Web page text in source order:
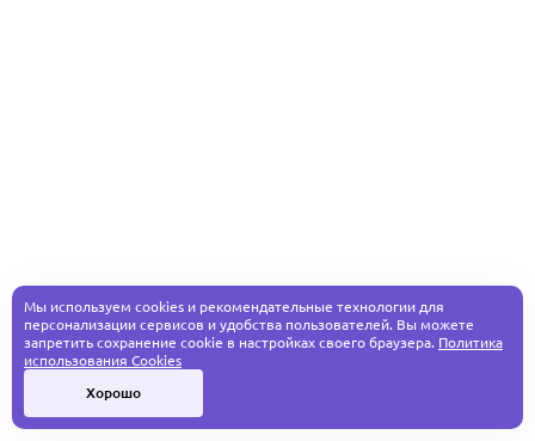
Мы используем cookies и рекомендательные технологии для
персонализации сервисов и удобства пользователей. Вы можете
запретить сохранение cookie в настройках своего браузера. Политика
использования Cookies
Хорошо